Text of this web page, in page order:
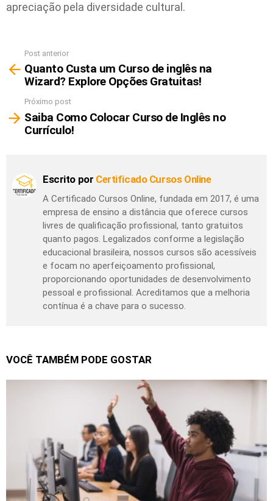
apreciação pela diversidade cultural.
mais
Post anterior
Quanto Custa um Curso de inglês na
Wizard? Explore Opções Gratuitas!
Próximo post
Saiba Como Colocar Curso de Inglês no
Currículo!
Escrito por Certificado Cursos Online
A Certificado Cursos Online, fundada em 2017, é uma
empresa de ensino a distância que oferece cursos
livres de qualificação profissional, tanto gratuitos
quanto pagos. Legalizados conforme a legislação
educacional brasileira, nossos cursos são acessíveis
e focam no aperfeiçoamento profissional,
proporcionando oportunidades de desenvolvimento
pessoal e profissional. Acreditamos que a melhoria
contínua é a chave para o sucesso.
VOCÊ TAMBÉM PODE GOSTAR